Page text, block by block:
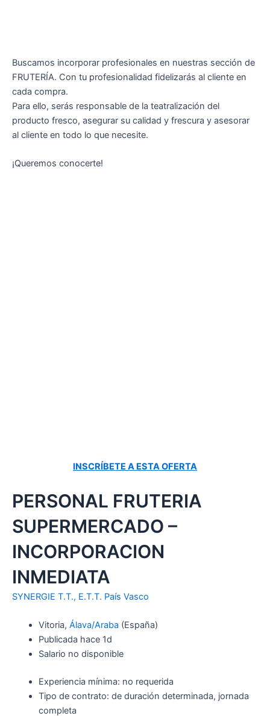
Buscamos incorporar profesionales en nuestras sección de
FRUTERÍA. Con tu profesionalidad fidelizarás al cliente en
cada compra.
Para ello, serás responsable de la teatralización del
producto fresco, asegurar su calidad y frescura y asesorar
al cliente en todo lo que necesite.
¡Queremos conocerte!
INSCRÍBETE A ESTA OFERTA
PERSONAL FRUTERIA
SUPERMERCADO –
INCORPORACION
INMEDIATA
SYNERGIE T.T., E.T.T. País Vasco
Vitoria, Álava/Araba (España)
Publicada hace 1d
Salario no disponible
Experiencia mínima: no requerida
Tipo de contrato: de duración determinada, jornada
completa